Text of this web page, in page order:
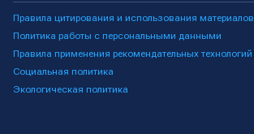
Правила цитирования и использования материалов
Политика работы с персональными данными
Правила применения рекомендательных технологий
Социальная политика
Экологическая политика